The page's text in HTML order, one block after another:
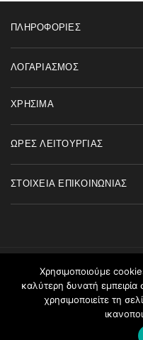
ΠΛΗΡΟΦΟΡΊΕΣ
ΛΟΓΑΡΙΑΣΜΌΣ
ΧΡΉΣΙΜΑ
ΏΡΕΣ ΛΕΙΤΟΥΡΓΊΑΣ
ΣΤΟΙΧΕΊΑ ΕΠΙΚΟΙΝΩΝΊΑΣ
©2026 Angels
Χρησιμοποιούμε
καλύτερη δυνατή
χρησιμοποιείτε τη